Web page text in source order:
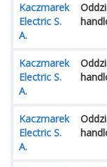
Kaczmarek
Electric S.
A.
Kaczmarek
Electric S.
A.
Kaczmarek
Electric S.
A.